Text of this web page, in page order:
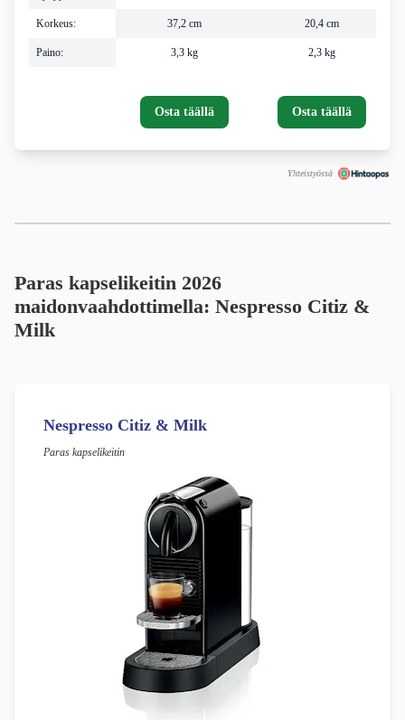
Korkeus:
Paino:
37,2 cm
3,3 kg
Osta täällä
20,4 cm
2,3 kg
Osta täällä
Yhteistyössä
Paras kapselikeitin 2026
maidonvaahdottimella: Nespresso Citiz &
Milk
Nespresso Citiz & Milk
Paras kapselikeitin